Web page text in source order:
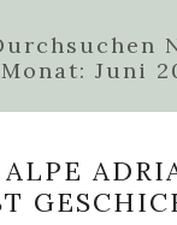
Monat: Juni
53.
ALPE